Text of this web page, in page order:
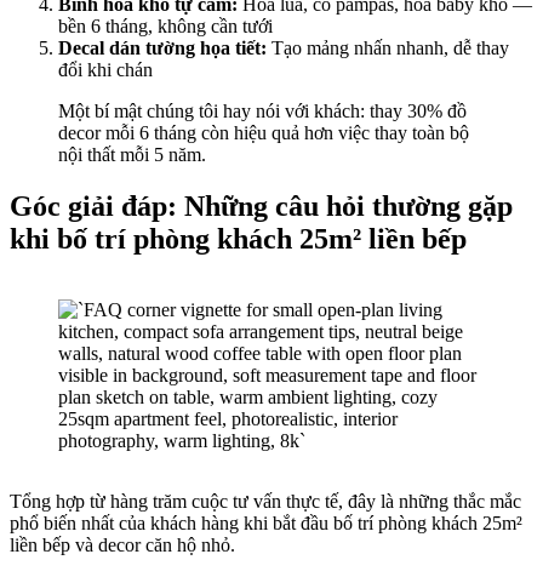
bền 6 tháng, không cần tưới
Decal dán tường họa tiết: Tạo mảng nhấn nhanh, dễ thay
đổi khi chán
Một bí mật chúng tôi hay nói với khách: thay 30% đồ
decor mỗi 6 tháng còn hiệu quả hơn việc thay toàn bộ
nội thất mỗi 5 năm.
Góc giải đáp: Những câu hỏi thường gặp
khi bố trí phòng khách 25m² liền bếp
Tổng hợp từ hàng trăm cuộc tư vấn thực tế, đây là những thắc mắc
phổ biến nhất của khách hàng khi bắt đầu bố trí phòng khách 25m²
liền bếp và decor căn hộ nhỏ.